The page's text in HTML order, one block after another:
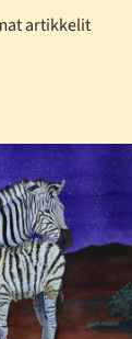
artikkelit